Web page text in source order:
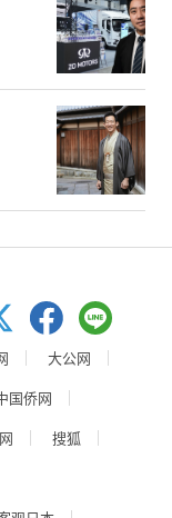
大公网
国侨网
搜狐